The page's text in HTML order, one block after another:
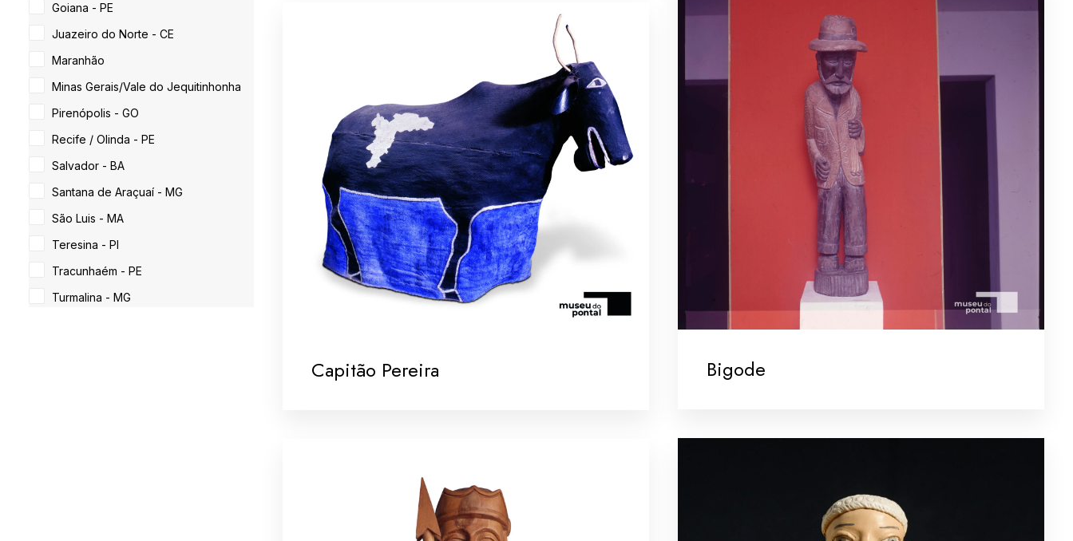
Goiana - PE
Juazeiro do Norte - CE
Maranhão
Minas Gerais/Vale do Jequitinhonha
Pirenópolis - GO
Recife / Olinda - PE
Salvador - BA
Santana de Araçuaí - MG
São Luis - MA
Teresina - PI
Tracunhaém - PE
Turmalina - MG
Bigode
Capitão Pereira